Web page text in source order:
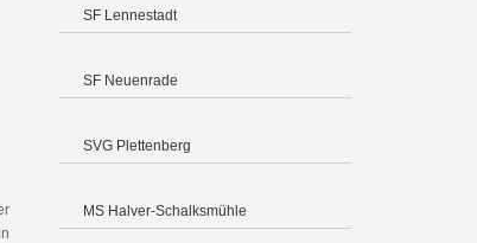
SF Lennestadt
SF Neuenrade
SVG Plettenberg
MS Halver-Schalksmühle